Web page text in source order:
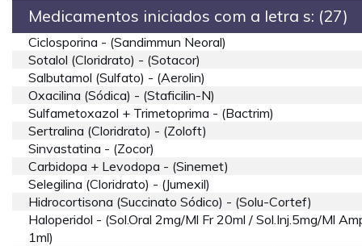
Medicamentos iniciados com a letra s: (27)
Ciclosporina - (sandimmun Neoral)
Sotalol (cloridrato) - (sotacor)
Salbutamol (sulfato) - (aerolin)
Oxacilina (sódica) - (staficilin-N)
Sulfametoxazol + Trimetoprima - (bactrim)
Sertralina (cloridrato) - (zoloft)
Sinvastatina - (zocor)
Carbidopa + Levodopa - (sinemet)
Selegilina (cloridrato) - (jumexil)
Hidrocortisona (succinato Sódico) - (solu-Cortef)
Haloperidol - (sol.oral 2mg/ml Fr 20ml / Sol.inj.5mg/ml
1ml)